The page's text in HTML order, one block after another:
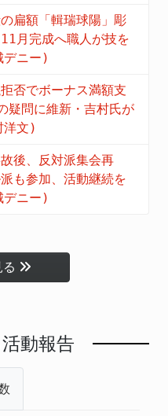
扁額「輯瑞球陽」彫
月完成へ職人が技を
ニー)
否でボーナス満額支
疑問に維新・吉村氏が
文)
後、反対派集会再
も参加、活動継続を
ニー)
動報告